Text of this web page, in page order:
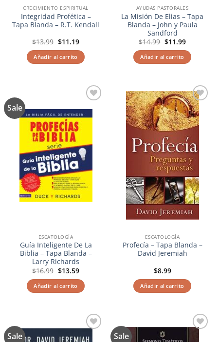
CRECIMIENTO ESPIRITUAL
Integridad Profética –
Tapa Blanda – R.T. Kendall
$13.99 El
original
era:
$13.99.
$11.19El
actual
es:
$11.19.
Añadir al carrito
AYUDAS PASTORALES
La Misión De Elias – Tapa
Blanda – John y Paula
Sandford
$14.99 El
original
era:
$14.99.
$11.99El
actual
es:
$11.99.
Añadir al carrito
Sale
lista de
ESCATOLOGÍA
Guía Inteligente De La
Biblia – Tapa Blanda –
Larry Richards
$16.99 El
precio
original
era:
$16.99.
$13.59El
actual
es:
$13.59.
Añadir al carrito
Añadir
a la
lista de
deseos
ESCATOLOGÍA
Profecía – Tapa Blanda –
David Jeremiah
$8.99
Añadir al carrito
Sale
Añadir
Sale